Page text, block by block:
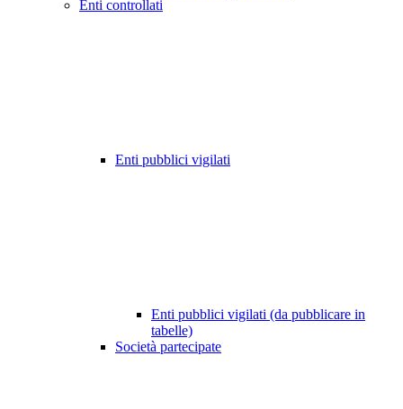
Enti controllati
Enti pubblici vigilati
Enti pubblici vigilati (da pubblicare in
tabelle)
Società partecipate